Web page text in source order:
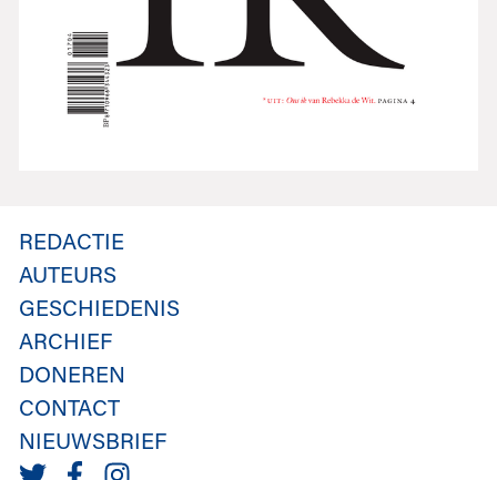
REDACTIE
AUTEURS
GESCHIEDENIS
ARCHIEF
DONEREN
CONTACT
NIEUWSBRIEF